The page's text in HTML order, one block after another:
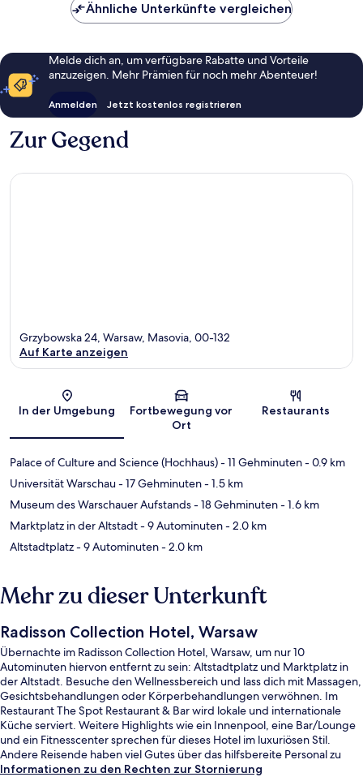
Ähnliche Unterkünfte vergleichen
Melde dich an, um verfügbare Rabatte und Vorteile
anzuzeigen. Mehr Prämien für noch mehr Abenteuer!
Anmelden Jetzt kostenlos registrieren
Zur Gegend
Karte
Grzybowska 24, Warsaw, Masovia, 00-132
Auf Karte anzeigen
In der Umgebung
Fortbewegung vor
Ort
Restaurants
Palace of Culture and Science (Hochhaus)- 11 Gehminuten- 0.9 km
Universität Warschau- 17 Gehminuten- 1.5 km
Museum des Warschauer Aufstands- 18 Gehminuten- 1.6 km
Marktplatz in der Altstadt- 9 Autominuten- 2.0 km
Altstadtplatz- 9 Autominuten- 2.0 km
Mehr zu dieser Unterkunft
Radisson Collection Hotel, Warsaw
Übernachte im Radisson Collection Hotel, Warsaw, um nur 10
Autominuten hiervon entfernt zu sein: Altstadtplatz und Marktplatz in
der Altstadt. Besuche den Wellnessbereich und lass dich mit Massagen,
Gesichtsbehandlungen oder Körperbehandlungen verwöhnen. Im
Restaurant The Spot Restaurant & Bar wird lokale und internationale
Küche serviert. Weitere Highlights wie ein Innenpool, eine Bar/Lounge
und ein Fitnesscenter sprechen für dieses Hotel im luxuriösen Stil.
Andere Reisende haben viel Gutes über das hilfsbereite Personal zu
berichten. Die öffentlichen Verkehrsmittel sind nur einen kurzen
Informationen zu den Rechten zur Stornierung